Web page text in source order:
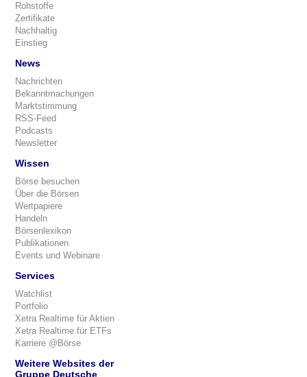
Rohstoffe
Zertifikate
Nachhaltig
Einstieg
News
Nachrichten
Bekanntmachungen
Marktstimmung
RSS-Feed
Podcasts
Newsletter
Wissen
Börse besuchen
Über die Börsen
Wertpapiere
Handeln
Börsenlexikon
Publikationen
Events und Webinare
Services
Watchlist
Portfolio
Xetra Realtime für Aktien
Xetra Realtime für ETFs
Karriere @Börse
Weitere Websites der
Gruppe Deutsche